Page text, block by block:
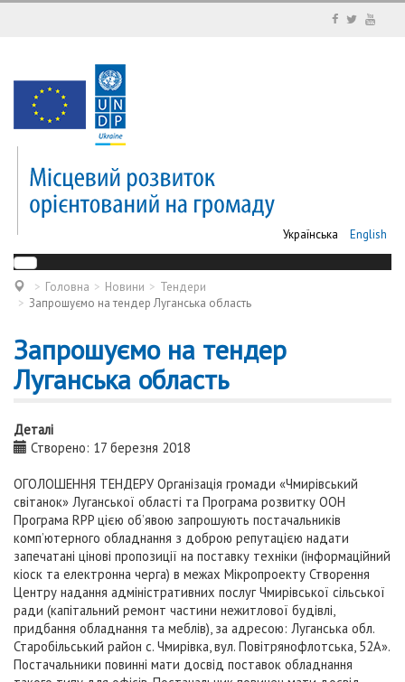
Українська English
Головна Новини
Тендери
Запрошуємо на тендер Луганська область
Запрошуємо на тендер
Луганська область
Деталі
Створено: 17 березня 2018
ОГОЛОШЕННЯ ТЕНДЕРУ Організація громади «Чмирівський
світанок» Луганської області та Програма розвитку ООН
Програма RPP цією об’явою запрошують постачальників
комп’ютерного обладнання з доброю репутацією надати
запечатані цінові пропозиції на поставку техніки (інформаційний
кіоск та електронна черга) в межах Мікропроекту Створення
Центру надання адміністративних послуг Чмирівської сільської
ради (капітальний ремонт частини нежитлової будівлі,
придбання обладнання та меблів), за адресою: Луганська обл.
Старобільський район с. Чмирівка, вул. Повітрянофлотська, 52А».
Постачальники повинні мати досвід поставок обладнання